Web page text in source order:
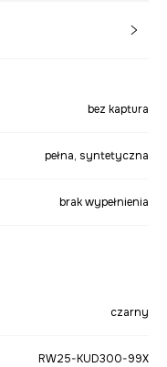
bez kaptura
pełna, syntetyczna
brak wypełnienia
czarny
RW25-KUD300-99X